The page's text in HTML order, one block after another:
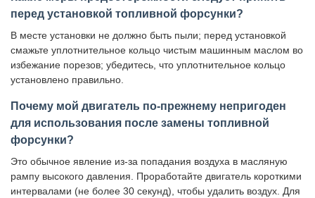
перед установкой топливной форсунки?
В месте установки не должно быть пыли; перед установкой
смажьте уплотнительное кольцо чистым машинным маслом во
избежание порезов; убедитесь, что уплотнительное кольцо
установлено правильно.
Почему мой двигатель по-прежнему непригоден
для использования после замены топливной
форсунки?
Это обычное явление из-за попадания воздуха в масляную
рампу высокого давления. Проработайте двигатель короткими
интервалами (не более 30 секунд), чтобы удалить воздух. Для